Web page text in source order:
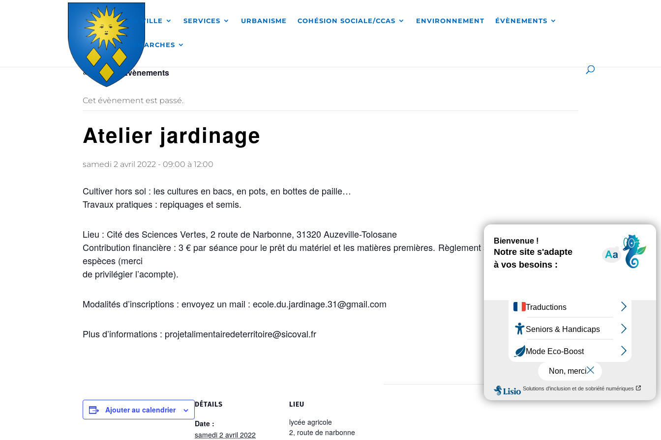
MA VILLE SERVICES URBANISME COHÉSION SOCIALE/CCAS ENVIRONNEMENT ÉVÈNEMENTS
DÉMARCHES
« Tous les Évènements
Cet évènement est passé.
Atelier jardinage
samedi 2 avril 2022 - 09:00 à 12:00
Cultiver hors sol : les cultures en bacs, en pots, en bottes de paille…
Travaux pratiques : repiquages et semis.
Lieu : Cité des Sciences Vertes, 2 route de Narbonne, 31320 Auzeville-Tolosane
Contribution financière : 3 € par séance pour le prêt du matériel et les matières premières. Règlement sur place par chèque ou
espèces (merci
de privilégier l’acompte).
Modalités d’inscriptions : envoyez un mail : ecole.du.jardinage.31@gmail.com
Plus d’informations : projetalimentairedeterritoire@sicoval.fr
Ajouter au calendrier
DÉTAILS
Date :
samedi 2 avril 2022
LIEU
lycée agricole
2, route de narbonne